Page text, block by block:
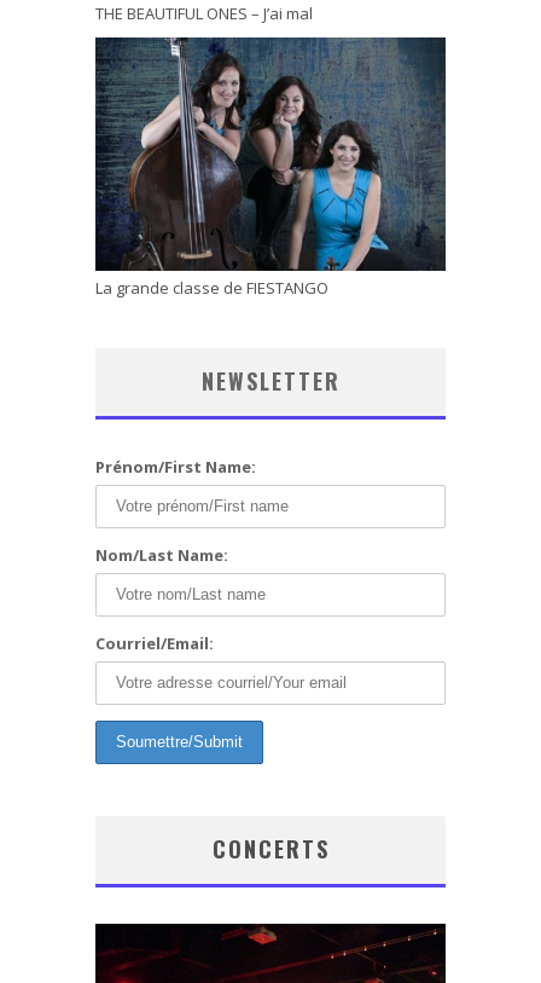
THE BEAUTIFUL ONES – J’ai mal
La grande classe de FIESTANGO
NEWSLETTER
Prénom/First Name:
Nom/Last Name:
Courriel/Email:
CONCERTS